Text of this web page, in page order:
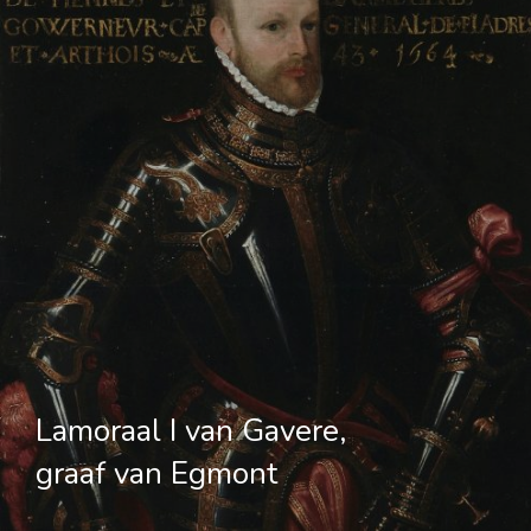
Lamoraal I van Gavere,
graaf van Egmont